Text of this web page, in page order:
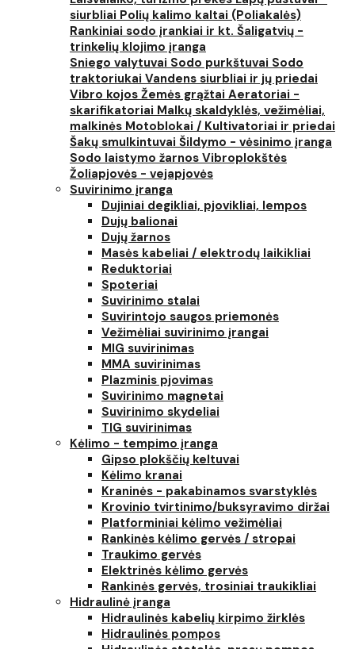
siurbliai Polių kalimo kaltai (Poliakalės)
Rankiniai sodo įrankiai ir kt. Šaligatvių -
trinkelių klojimo įranga
Sniego valytuvai Sodo purkštuvai Sodo
traktoriukai Vandens siurbliai ir jų priedai
Vibro kojos Žemės grąžtai Aeratoriai -
skarifikatoriai Malkų skaldyklės, vežimėliai,
malkinės Motoblokai / Kultivatoriai ir priedai
Šakų smulkintuvai Šildymo - vėsinimo įranga
Sodo laistymo žarnos Vibroplokštės
Žoliapjovės - vejapjovės
Suvirinimo įranga
Dujiniai degikliai, pjovikliai, lempos
Dujų balionai
Dujų žarnos
Masės kabeliai / elektrodų laikikliai
Reduktoriai
Spoteriai
Suvirinimo stalai
Suvirintojo saugos priemonės
Vežimėliai suvirinimo įrangai
MIG suvirinimas
MMA suvirinimas
Plazminis pjovimas
Suvirinimo magnetai
Suvirinimo skydeliai
TIG suvirinimas
Kėlimo - tempimo įranga
Gipso plokščių keltuvai
Kėlimo kranai
Kraninės - pakabinamos svarstyklės
Krovinio tvirtinimo/buksyravimo diržai
Platforminiai kėlimo vežimėliai
Rankinės kėlimo gervės / stropai
Traukimo gervės
Elektrinės kėlimo gervės
Rankinės gervės, trosiniai traukikliai
Hidraulinė įranga
Hidraulinės kabelių kirpimo žirklės
Hidraulinės pompos